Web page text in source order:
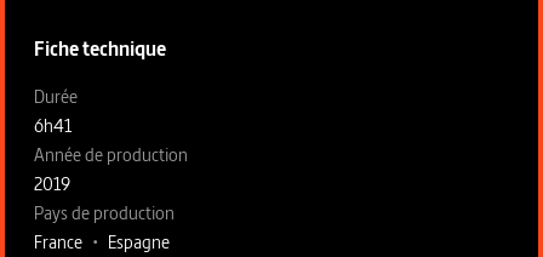
Fiche technique
Fiche technique section gauche
Durée
6h41
Année de production
2019
Pays de production
France • Espagne